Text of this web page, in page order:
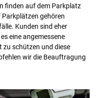
finden auf dem Parkplatz
gehören
Kunden sind eher
eine angemessene
zu schützen und diese
wir die Beauftragung